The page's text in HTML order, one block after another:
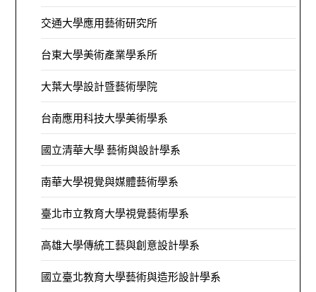
交通大學應用藝術研究所
台東大學美術產業學系所
大葉大學設計暨藝術學院
台南應用科技大學美術學系
國立清華大學 藝術與設計學系
南華大學視覺與媒體藝術學系
臺北市立教育大學視覺藝術學系
高雄大學傳統工藝與創意設計學系
國立臺北教育大學藝術與造形設計學系